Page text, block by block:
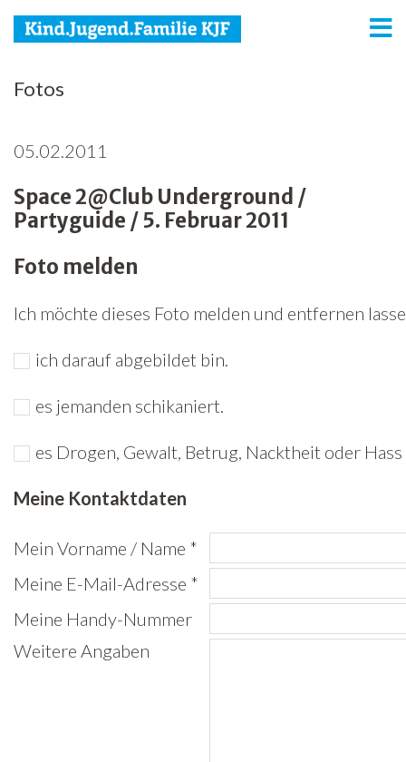
KJF
Jugend
Familie
Netzwerk
Spenden
Jobs
Freiwilligenarbeit
News
Fotos
05.02.2011
Space 2@Club Underground /
Partyguide / 5. Februar 2011
Foto melden
Ich möchte dieses Foto melden und entfernen
ich darauf abgebildet bin.
es jemanden schikaniert.
es Drogen, Gewalt, Betrug, Nacktheit oder
Meine Kontaktdaten
Mein Vorname / Name *
Meine E-Mail-Adresse *
Meine Handy-Nummer
Weitere Angaben